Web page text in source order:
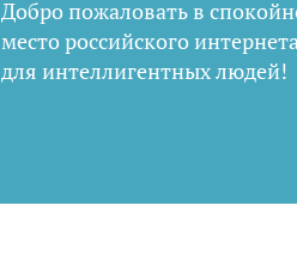
Добро пожаловать в
место российского
для интеллигентных людей!